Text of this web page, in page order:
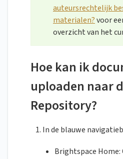
auteursrechtelijk
materialen?voor
overzicht van het
Hoe kan ik
uploaden naar
Repository?
In de blauwe
Brightspace Home: